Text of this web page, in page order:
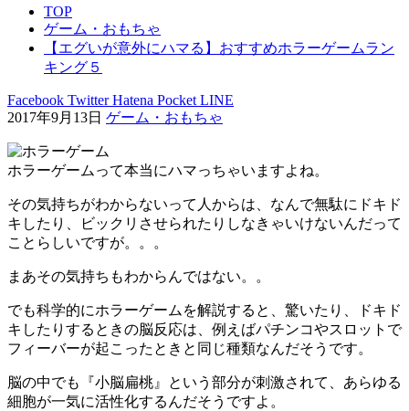
TOP
ゲーム・おもちゃ
【エグいが意外にハマる】おすすめホラーゲームラン
キング５
Facebook TwitterHatena PocketLINE
2017年9月13日 ゲーム・おもちゃ
ホラーゲームって本当にハマっちゃいますよね。
その気持ちがわからないって人からは、なんで無駄にドキド
キしたり、ビックリさせられたりしなきゃいけないんだって
ことらしいですが。。。
まあその気持ちもわからんではない。。
でも科学的にホラーゲームを解説すると、驚いたり、ドキド
キしたりするときの脳反応は、例えばパチンコやスロットで
フィーバーが起こったときと同じ種類なんだそうです。
脳の中でも『小脳扁桃』という部分が刺激されて、あらゆる
細胞が一気に活性化するんだそうですよ。